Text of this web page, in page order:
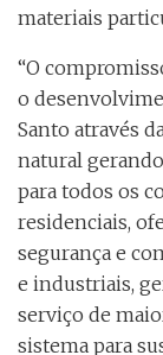
materiais
“O
o
Santo através
natural
para todos os
residenciais,
segurança e
e industriais,
serviço de
sistema para